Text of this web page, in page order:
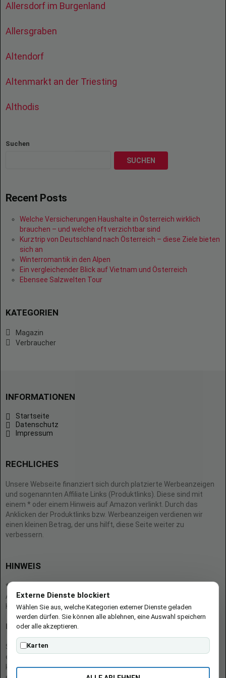
Allersdorf im Burgenland
Allersgraben
Altendorf
Altenmarkt an der Triesting
Althodis
Suchen
SUCHEN
Recent Posts
Welche Versicherungen Haushalte in Österreich wirklich
brauchen – und welche oft verzichtbar sind
Kurztrip von Deutschland nach Österreich – diese Ziele bieten
sich an
Winterromantik in den Alpen
Ein vergleichender Blick auf Vietnam und Österreich
Ebensee Salzwelten Tour
KATEGORIEN
Magazin
Verbraucher
INFORMATIONEN
Startseite
Datenschutz
Impressum
RECHLICHES
Unsere Webseite finanziert sich durch platzierte Werbeanzeigen
und sogenannten Affiliate Links (Produktlinks). Diese sind mit
einem * oder einem Hinweis auf Amazon verlinkt. Durch das
Anklicken der Produktlinks bzw. Werbeanzeigen verdienen wir
einen kleinen Betrag, der uns hilft, diese Seite weiter zu
verbessern.
HINWEIS
* = Afilliate-Link (=Werbung)
Als Amazon-Partner verdient der Seitenbetreiber an qualifizierten
Käufen.
Hinweis zu Preisen und Verfügbarkeiten
Sofern Produktpreise und Verfügbarkeiten angezeigt werden,
entsprechen diese dem angegebenen Stand (Datum/Uhrzeit) und
können sich auf der verlinkten Seite jederzeit ändern. Für den Kauf
Externe Dienste blockiert
Wählen Sie aus, welche Kategorien externer Dienste geladen
werden dürfen. Sie können alle ablehnen, eine Auswahl speichern
oder alle akzeptieren.
Karten